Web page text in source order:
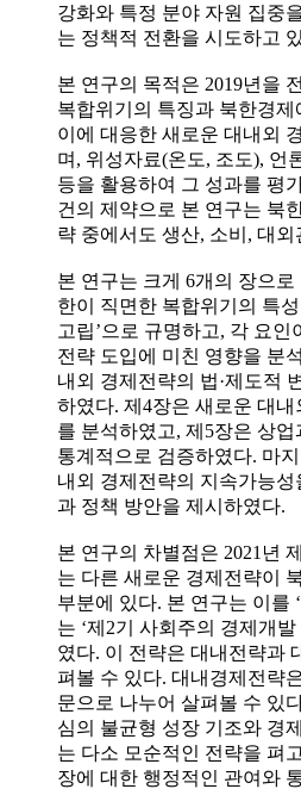
강화와 특정 분야 자원 집중
는 정책적 전환을 시도하고
본 연구의 목적은 2019년을
복합위기의 특징과 북한경
이에 대응한 새로운 대내외
며, 위성자료(온도, 조도), 언
등을 활용하여 그 성과를 평
건의 제약으로 본 연구는 북
략 중에서도 생산, 소비, 대
본 연구는 크게 6개의 장으
한이 직면한 복합위기의 특
고립’으로 규명하고, 각 요인
전략 도입에 미친 영향을 분
내외 경제전략의 법·제도적
하였다. 제4장은 새로운 대
를 분석하였고, 제5장은 상
통계적으로 검증하였다. 마
내외 경제전략의 지속가능
과 정책 방안을 제시하였다.
본 연구의 차별점은 2021년
는 다른 새로운 경제전략이
부분에 있다. 본 연구는 이를
는 ‘제2기 사회주의 경제개
였다. 이 전략은 대내전략과
펴볼 수 있다. 대내경제전략
문으로 나누어 살펴볼 수 있
심의 불균형 성장 기조와 경
는 다소 모순적인 전략을 펴
장에 대한 행정적인 관여와